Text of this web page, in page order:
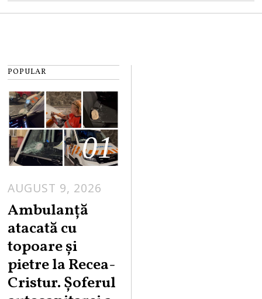
POPULAR
01
AUGUST 9, 2026
Ambulanță
atacată cu
topoare și
pietre la Recea-
Cristur. Șoferul